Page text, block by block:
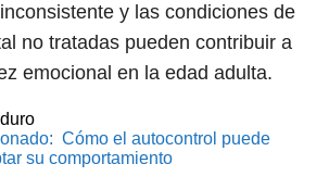
y las condiciones de
no tratadas pueden contribuir a
emocional en la edad adulta.
Cómo el autocontrol puede
su comportamiento